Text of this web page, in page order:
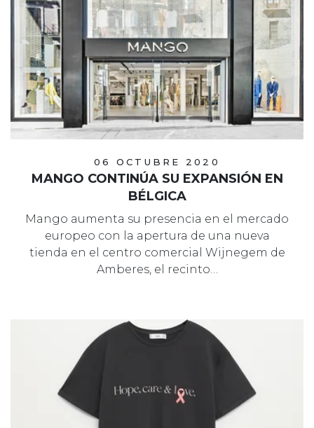
06 OCTUBRE 2020
MANGO CONTINÚA SU EXPANSIÓN EN
BÉLGICA
Mango aumenta su presencia en el mercado
europeo con la apertura de una nueva
tienda en el centro comercial Wijnegem de
Amberes, el recinto…